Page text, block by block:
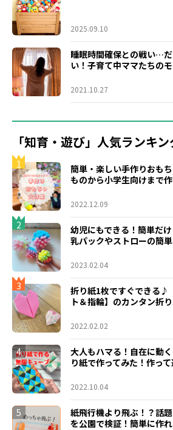
2025.09.10
睡眠時間確保との戦い…
い！子育て中ママたちの
2021.10.27
「知育・遊び」人気ランキ
1
簡単・楽しい手作りおも
ものから小学生向けまで
2022.12.09
2
幼児にもできる！簡単だ
乳パックやストローの簡
2023.02.04
3
折り紙1枚ですぐできる♪
ト＆指輪】のカンタン折
2022.02.02
4
大人もハマる！自在に動
り紙で作ってみた！作っ
2022.10.04
5
紙飛行機より飛ぶ！？話
を公園で検証！簡単に作